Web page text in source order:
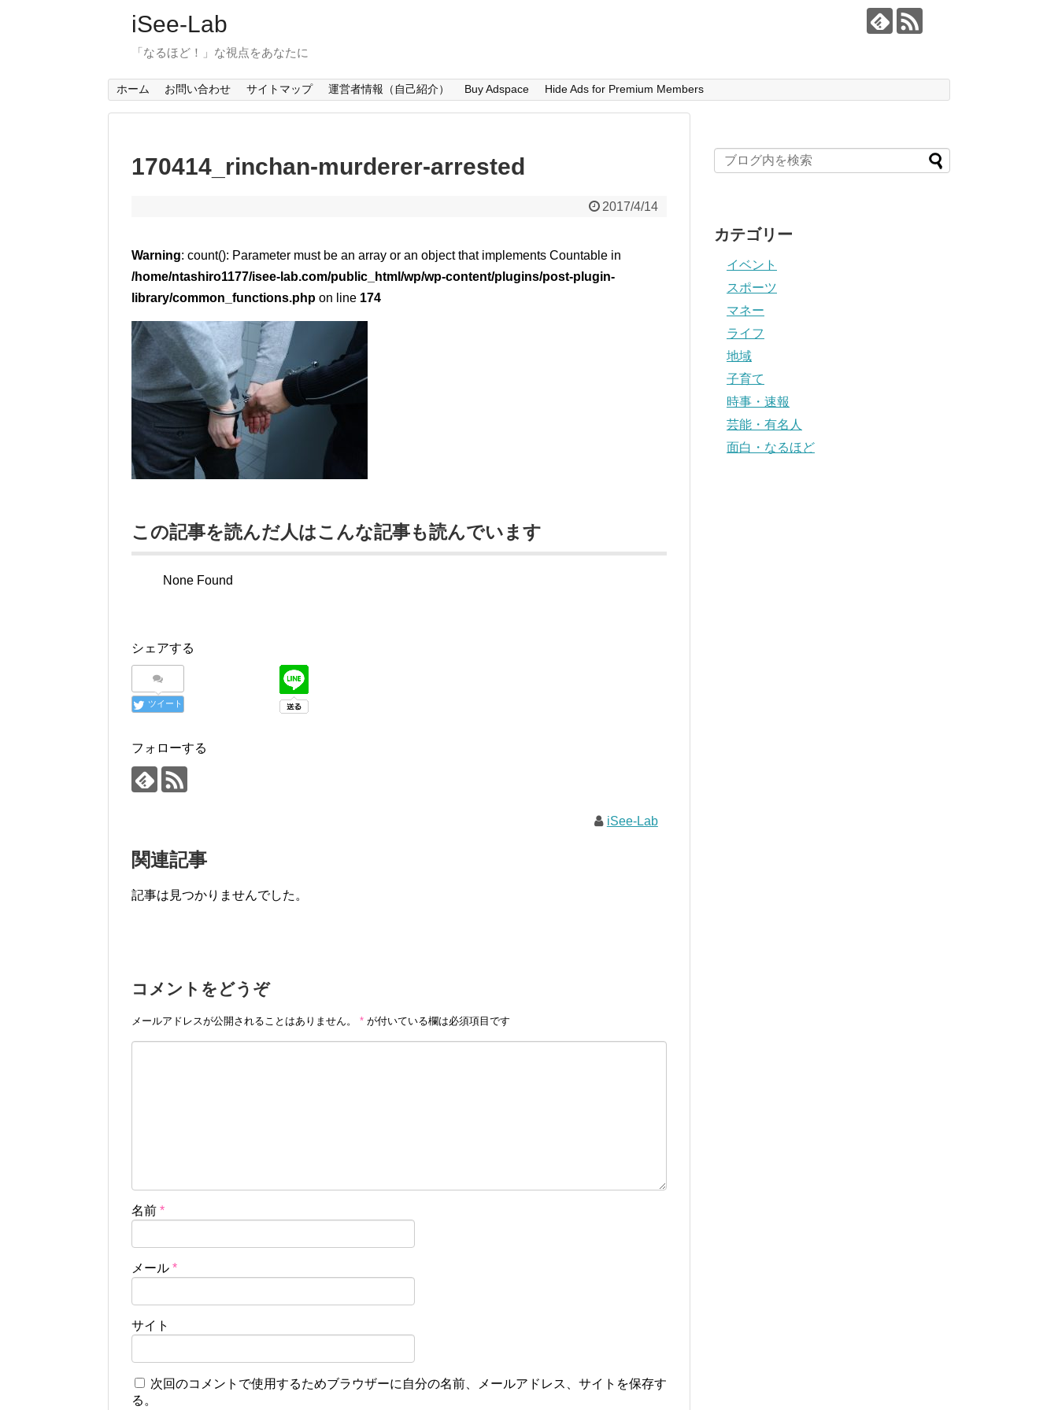
iSee-Lab
「なるほど！」な視点をあなたに
ホーム お問い合わせ サイトマップ 運営者情報（自己紹介） Buy Adspace Hide Ads for Premium Members
170414_rinchan-murderer-arrested
2017/4/14
Warning: count(): Parameter must be an array or an object that implements Countable in
/home/ntashiro1177/isee-lab.com/public_html/wp/wp-content/plugins/post-plugin-
library/common_functions.php on line 174
この記事を読んだ人はこんな記事も読んでいます
None Found
シェアする
ツイート
フォローする
iSee-Lab
関連記事
記事は見つかりませんでした。
コメントをどうぞ
メールアドレスが公開されることはありません。 * が付いている欄は必須項目です
名前 *
メール *
サイト
次回のコメントで使用するためブラウザーに自分の名前、メールアドレス、サイトを保存す
る。
カテゴリー
イベント
スポーツ
マネー
ライフ
地域
子育て
時事・速報
芸能・有名人
面白・なるほど